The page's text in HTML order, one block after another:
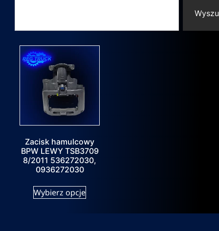
Zacisk hamulcowy
BPW LEWY TSB3709
8/2011 536272030,
0936272030
Wybierz opcje